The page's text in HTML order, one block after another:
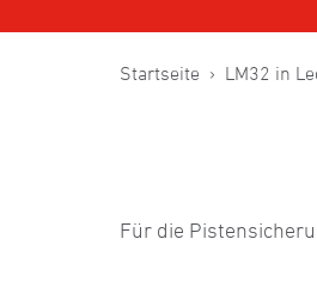
Startseite LM32 in
Für die